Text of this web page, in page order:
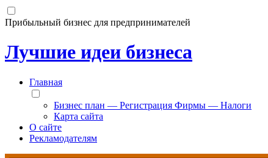
Прибыльный бизнес для предпринимателей
Лучшие идеи бизнеса
Главная
Бизнес план — Регистрация Фирмы — Налоги
Карта сайта
О сайте
Рекламодателям